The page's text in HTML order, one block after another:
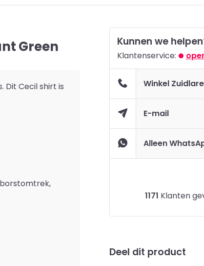
Green
Dit Cecil shirt is
Kunnen we
Klantenservice:
Winkel
E-mail
Alleen
1171 Klanten
Deel dit product